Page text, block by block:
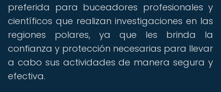
preferida para buceadores profesionales y
científicos que realizan investigaciones en las
regiones polares, ya que les brinda la
confianza y protección necesarias para llevar
a cabo sus actividades de manera segura y
efectiva.